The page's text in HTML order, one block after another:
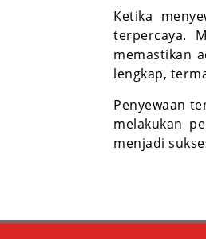
Ketika
terpercaya.
memastikan
lengkap,
Penyewaan
melakukan
menjadi